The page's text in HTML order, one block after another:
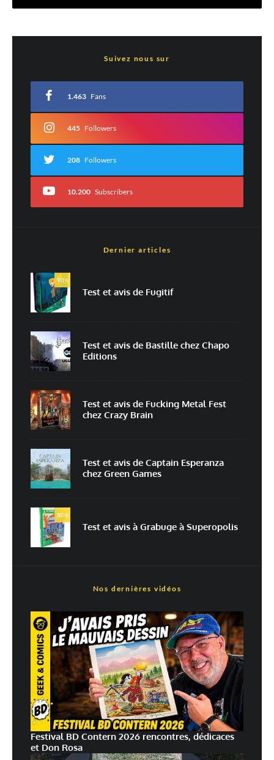
*
Commentaire*
Non Oui
E-mail*
Enregistrer mon nom, mon e-mail et mon site dans le navigateur pour
mon prochain commentaire.
Prévenez-moi de tous les nouveaux commentaires par e-mail.
Prévenez-moi de tous les nouveaux articles par e-mail.
Suivez nous sur
1.463 Fans
445 Followers
208 Followers
10.200 Subscribers
Dernier articles
90%
Test et avis de Fugitif
Test et avis de Bastille chez Chapo
Editions
Test et avis de Fucking Metal Fest
chez Crazy Brain
Test et avis de Captain Esperanza
chez Green Games
80%
Test et avis à Grabuge à Superopolis
Nos dernières vidéos
Festival BD Contern 2026 rencontres, dédicaces
et Don Rosa